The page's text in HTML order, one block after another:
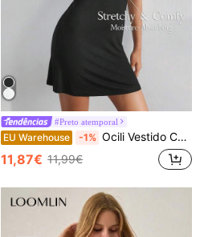
#Preto atemporal
EU Warehouse -1% Ocili Vestido Cami supermacio e sólido, sedoso e respirável. Temporada de festas.
11,87€ 11,99€